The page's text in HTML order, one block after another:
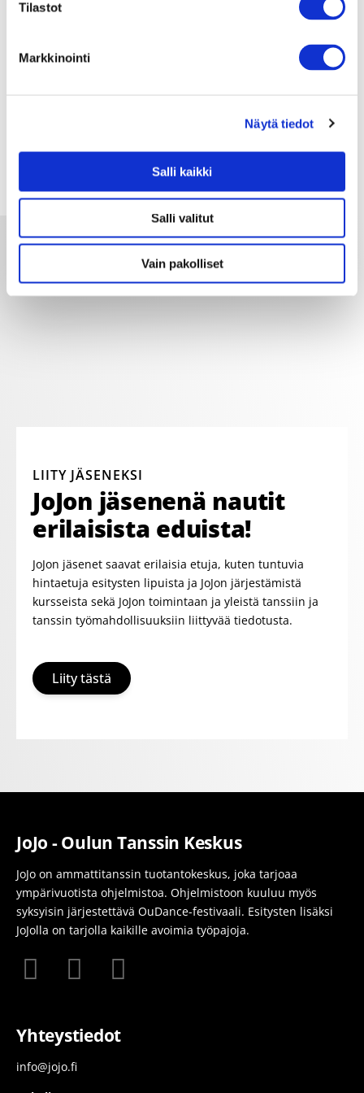
Tilastot
Markkinointi
Näytä tiedot
Salli kaikki
Salli valitut
Vain pakolliset
Lipunmyynti aukeaa myöhemmin
LIITY JÄSENEKSI
JoJon jäsenenä nautit
erilaisista eduista!
JoJon jäsenet saavat erilaisia etuja, kuten tuntuvia
hintaetuja esitysten lipuista ja JoJon järjestämistä
kursseista sekä JoJon toimintaan ja yleistä tanssiin ja
tanssin työmahdollisuuksiin liittyvää tiedotusta.
Liity tästä
JoJo - Oulun Tanssin Keskus
JoJo on ammattitanssin tuotantokeskus, joka tarjoaa
ympärivuotista ohjelmistoa. Ohjelmistoon kuuluu myös
syksyisin järjestettävä OuDance-festivaali. Esitysten lisäksi
JoJolla on tarjolla kaikille avoimia työpajoja.
Yhteystiedot
info@jojo.fi